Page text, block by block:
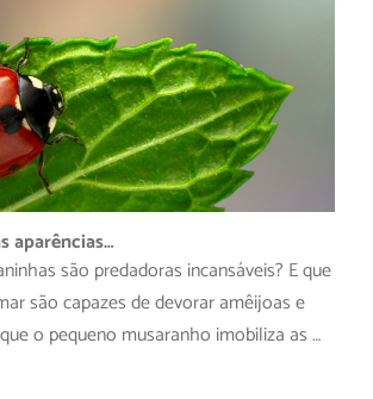
aparências…
são predadoras incansáveis? E que
são capazes de devorar amêijoas e
o pequeno musaranho imobiliza as …